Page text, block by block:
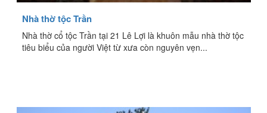
Nhà thờ tộc Trần
Nhà thờ cổ tộc Trần tại 21 Lê Lợi là khuôn mẫu nhà thờ tộc
tiêu biểu của người Việt từ xưa còn nguyên vẹn...